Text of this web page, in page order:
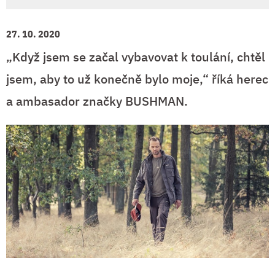
27. 10. 2020
„Když jsem se začal vybavovat k toulání, chtěl
jsem, aby to už konečně bylo moje,“ říká herec
a ambasador značky BUSHMAN.